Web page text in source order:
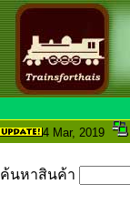
4 Mar, 2019
ค้นหาสินค้า